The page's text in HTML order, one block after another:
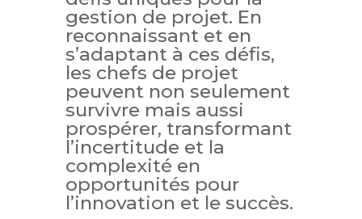
gestion de projet. En
reconnaissant et en
s’adaptant à ces défis,
les chefs de projet
peuvent non seulement
survivre mais aussi
prospérer, transformant
l’incertitude et la
complexité en
opportunités pour
l’innovation et le succès.